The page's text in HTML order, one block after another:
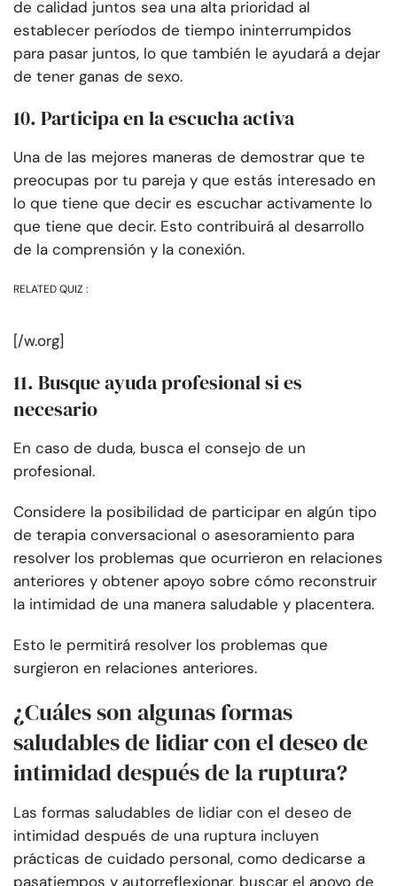
de calidad juntos sea una alta prioridad al
establecer períodos de tiempo ininterrumpidos
para pasar juntos, lo que también le ayudará a dejar
de tener ganas de sexo.
10. Participa en la escucha activa
Una de las mejores maneras de demostrar que te
preocupas por tu pareja y que estás interesado en
lo que tiene que decir es escuchar activamente lo
que tiene que decir. Esto contribuirá al desarrollo
de la comprensión y la conexión.
RELATED QUIZ :
[/w.org]
11. Busque ayuda profesional si es
necesario
En caso de duda, busca el consejo de un
profesional.
Considere la posibilidad de participar en algún tipo
de terapia conversacional o asesoramiento para
resolver los problemas que ocurrieron en relaciones
anteriores y obtener apoyo sobre cómo reconstruir
la intimidad de una manera saludable y placentera.
Esto le permitirá resolver los problemas que
surgieron en relaciones anteriores.
¿Cuáles son algunas formas
saludables de lidiar con el deseo de
intimidad después de la ruptura?
Las formas saludables de lidiar con el deseo de
intimidad después de una ruptura incluyen
prácticas de cuidado personal, como dedicarse a
pasatiempos y autorreflexionar, buscar el apoyo de